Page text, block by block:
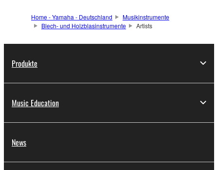
Home - Yamaha - Deutschland
Musikinstrumente
Blech- und Holzblasinstrumente
Artists
Produkte
Music Education
News